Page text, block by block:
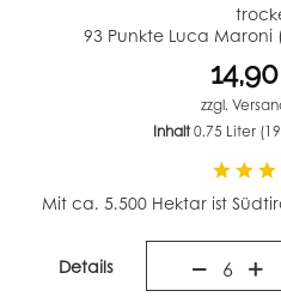
93 Punkte Luca Maroni
zzgl.
Inhalt0.75 Liter
Mit ca. 5.500 Hektar ist
Details 6